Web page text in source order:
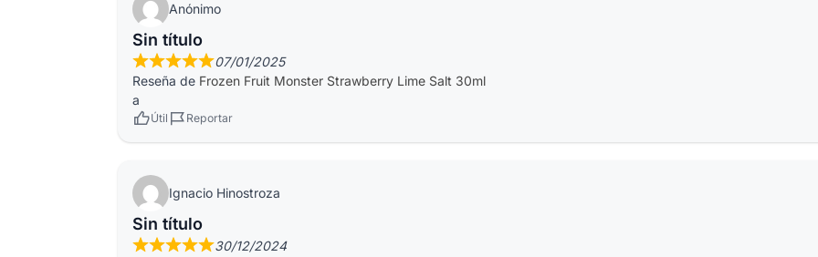
Anónimo
Sin título
07/01/2025
Reseña de Frozen Fruit Monster Strawberry Lime Salt 30ml
a
Útil Reportar
Ignacio Hinostroza
Sin título
30/12/2024